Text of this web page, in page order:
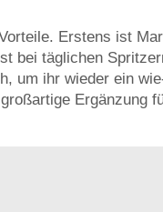
Erstens ist
bei täglichen
um ihr wieder ein
Ergänzung